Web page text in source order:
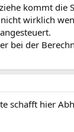
kommt die
wirklich
bei der
schafft hier